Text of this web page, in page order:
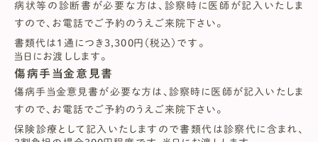
病状等の診断書が必要な方は、診察時に医師が記入いたしま
すので、お電話でご予約のうえご来院下さい。
書類代は1通につき3,300円（税込）です。
当日にお渡しします。
傷病手当金意見書
傷病手当金意見書が必要な方は、診察時に医師が記入いたしま
すので、お電話でご予約のうえご来院下さい。
保険診療として記入いたしますので書類代は診察代に含まれ、